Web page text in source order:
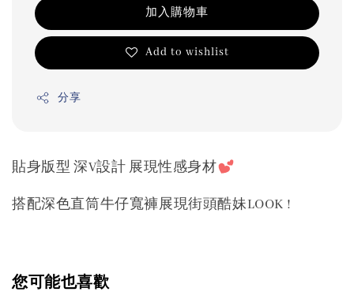
加入購物車
Add to wishlist
分享
貼身版型 深V設計 展現性感身材
搭配深色直筒牛仔寬褲展現街頭酷妹LOOK !
您可能也喜歡